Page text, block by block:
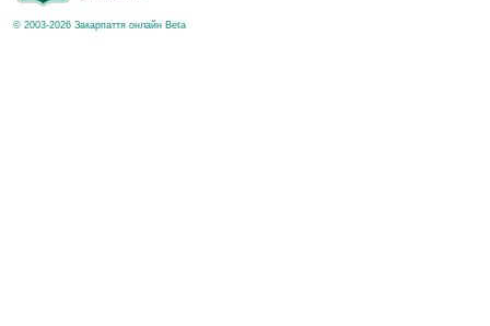
© 2003-2026 Закарпаття онлайн Beta